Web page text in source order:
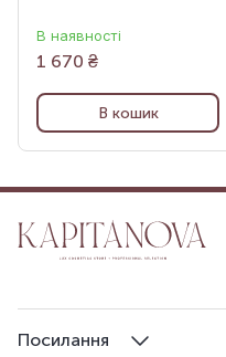
В наявності
1 670 ₴
В кошик
Посилання